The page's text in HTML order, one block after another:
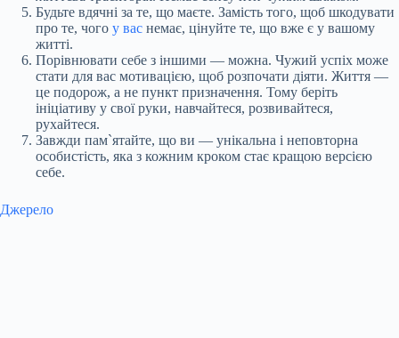
Будьте вдячні за те, що маєте. Замість того, щоб шкодувати
про те, чого у вас немає, цінуйте те, що вже є у вашому
житті.
Порівнювати себе з іншими — можна. Чужий успіх може
стати для вас мотивацією, щоб розпочати діяти. Життя —
це подорож, а не пункт призначення. Тому беріть
ініціативу у свої руки, навчайтеся, розвивайтеся,
рухайтеся.
Завжди пам`ятайте, що ви — унікальна і неповторна
особистість, яка з кожним кроком стає кращою версією
себе.
Джерело